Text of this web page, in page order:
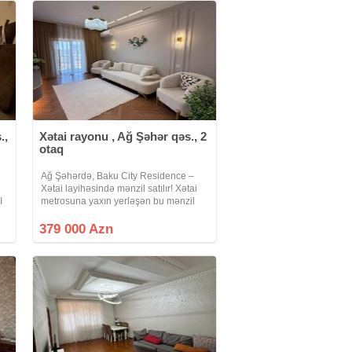
Xətai rayonu , Ağ Şəhər qəs., 2
otaq
Ağ Şəhərdə, Baku City Residence –
Xətai layihəsində mənzil satılır! Xətai
metrosuna yaxın yerləşən bu mənzil
komplekslərindən birində yerləşir.
379 000 Azn